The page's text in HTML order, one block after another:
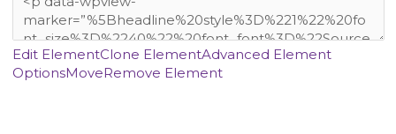
Edit ElementClone ElementAdvanced Element
OptionsMoveRemove Element